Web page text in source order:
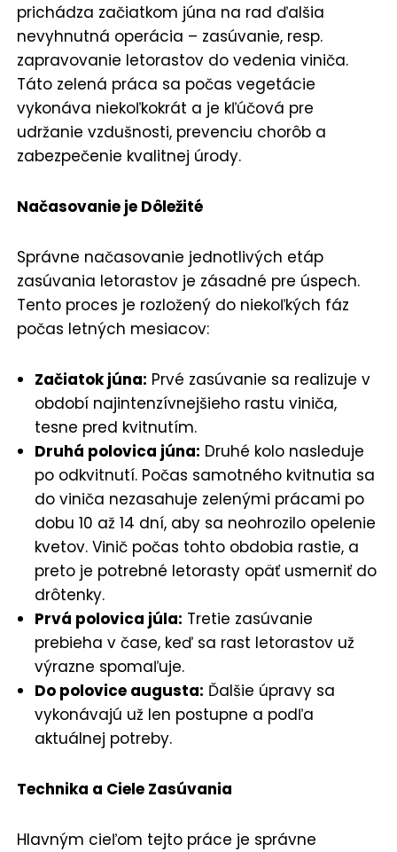
prichádza začiatkom júna na rad ďalšia
nevyhnutná operácia – zasúvanie, resp.
zapravovanie letorastov do vedenia viniča.
Táto zelená práca sa počas vegetácie
vykonáva niekoľkokrát a je kľúčová pre
udržanie vzdušnosti, prevenciu chorôb a
zabezpečenie kvalitnej úrody.
Načasovanie je Dôležité
Správne načasovanie jednotlivých etáp
zasúvania letorastov je zásadné pre úspech.
Tento proces je rozložený do niekoľkých fáz
počas letných mesiacov:
Začiatok júna: Prvé zasúvanie sa realizuje v
období najintenzívnejšieho rastu viniča,
tesne pred kvitnutím.
Druhá polovica júna: Druhé kolo nasleduje
po odkvitnutí. Počas samotného kvitnutia sa
do viniča nezasahuje zelenými prácami po
dobu 10 až 14 dní, aby sa neohrozilo opelenie
kvetov. Vinič počas tohto obdobia rastie, a
preto je potrebné letorasty opäť usmerniť do
drôtenky.
Prvá polovica júla: Tretie zasúvanie
prebieha v čase, keď sa rast letorastov už
výrazne spomaľuje.
Do polovice augusta: Ďalšie úpravy sa
vykonávajú už len postupne a podľa
aktuálnej potreby.
Technika a Ciele Zasúvania
Hlavným cieľom tejto práce je správne